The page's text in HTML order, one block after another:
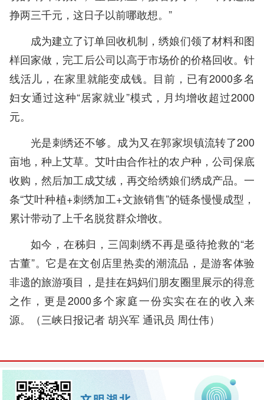
挣两三千元，这日子以前哪敢想。”
成为建立了订单回收机制，绣娘们领了材料和图
样回家做，完工后公司以高于市场价的价格回收。针
线活儿，在家里就能变成钱。目前，已有2000多名
妇女通过这种“居家就业”模式，月均增收超过2000
元。
光是刺绣还不够。成为又在郭家坝镇流转了200
亩地，种上艾草。艾叶由合作社的农户种，公司保底
收购，然后加工成艾绒，再交给绣娘们绣成产品。一
条“艾叶种植+刺绣加工+文旅销售”的链条慢慢成型，
累计带动了上千名脱贫群众增收。
如今，在秭归，三闾刺绣不再是亟待抢救的“老
古董”。它是在文创店里热卖的潮流品，是游客体验
非遗的旅游项目，是挂在妈妈们朋友圈里展示的得意
之作，更是2000多个家庭一份实实在在的收入来
源。（三峡日报记者 胡兴军 通讯员 周仕伟）